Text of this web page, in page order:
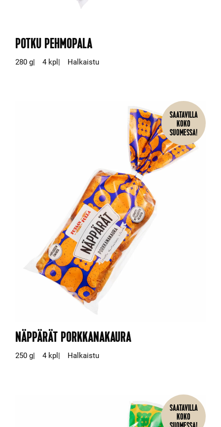
POTKU PEHMOPALA
280 g 4 kpl Halkaistu
SAATAVILLA
KOKO
SUOMESSA!
NÄPPÄRÄT PORKKANAKAURA
250 g 4 kpl Halkaistu
SAATAVILLA
KOKO